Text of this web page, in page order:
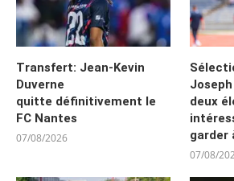
Transfert: Jean-Kevin
Duverne
quitte définitivement le
FC Nantes
07/08/2026
deux
garder
07/08/